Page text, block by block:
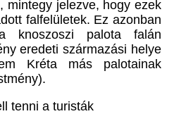
mintegy jelezve, hogy ezek
falfelületek. Ez azonban
knoszoszi palota falán
eredeti származási helye
Kréta más palotainak
tenni a turisták